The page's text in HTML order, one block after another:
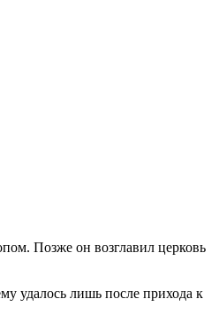
Позже он возглавил церковь
удалось лишь после прихода к